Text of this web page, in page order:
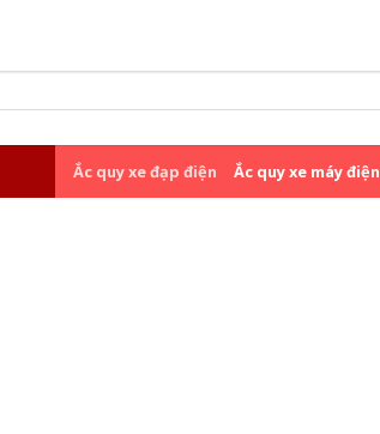
Ắc quy xe đạp điện Ắc quy xe máy điện